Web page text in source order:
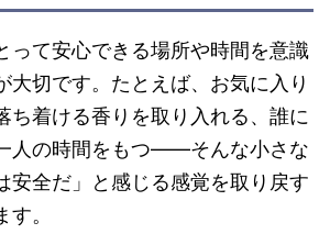
って安心できる場所や時間を意識
大切です。たとえば、お気に入り
ち着ける香りを取り入れる、誰に
人の時間をもつ――そんな小さな
安全だ」と感じる感覚を取り戻す
。